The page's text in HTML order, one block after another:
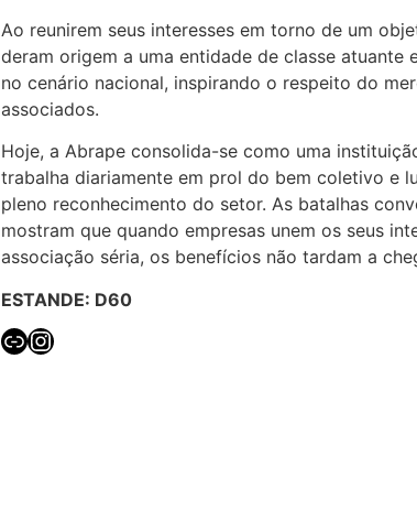
Ao reunirem seus interesses em torno de um
deram origem a uma entidade de classe atuante
no cenário nacional, inspirando o respeito do
associados.
Hoje, a Abrape consolida-se como uma
trabalha diariamente em prol do bem coletivo e
pleno reconhecimento do setor. As batalhas
mostram que quando empresas unem os seus
associação séria, os benefícios não tardam a
ESTANDE: D60